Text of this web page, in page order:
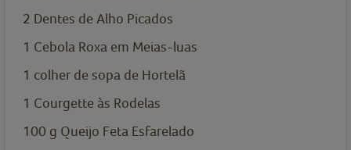
2 Dentes de Alho Picados
1 Cebola Roxa em Meias-luas
1 colher de sopa de Hortelã
1 Courgette às Rodelas
100 g Queijo Feta Esfarelado